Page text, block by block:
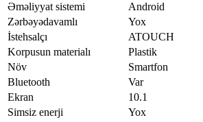
Əməliyyat sistemi
Android
Zərbəyədavamlı
Yox
İstehsalçı
ATOUCH
Korpusun materialı
Plastik
Növ
Smartfon
Bluetooth
Var
Ekran
10.1
Simsiz enerji
Yox